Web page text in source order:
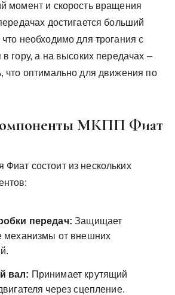
момент и скорость вращения
достигается больший
необходимо для трогания с
гору, а на высоких передачах –
что оптимально для движения по
МКПП Фиат
состоит из нескольких
передач: Защищает
механизмы от внешних
вал: Принимает крутящий
через сцепление.